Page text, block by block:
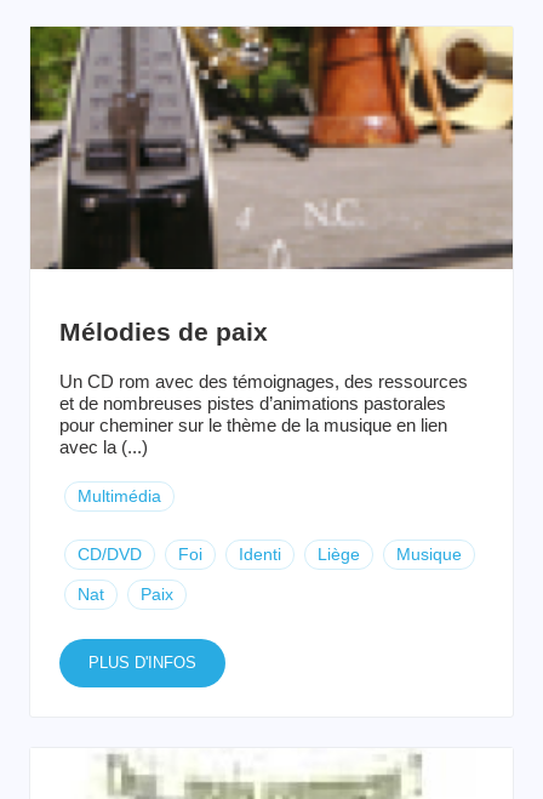
Mélodies de paix
Un CD rom avec des témoignages, des ressources
et de nombreuses pistes d’animations pastorales
pour cheminer sur le thème de la musique en lien
avec la (...)
Multimédia
CD/DVD Foi Identi Liège Musique
Nat Paix
PLUS D'INFOS